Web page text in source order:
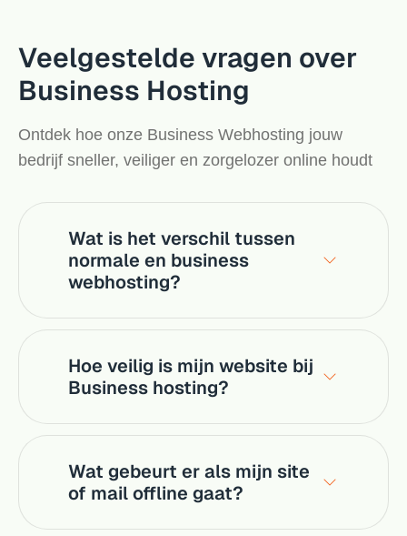
Veelgestelde vragen over
Business Hosting
Ontdek hoe onze Business Webhosting jouw
bedrijf sneller, veiliger en zorgelozer online houdt
Wat is het verschil tussen
normale en business
webhosting?
Hoe veilig is mijn website bij
Business hosting?
Wat gebeurt er als mijn site
of mail offline gaat?